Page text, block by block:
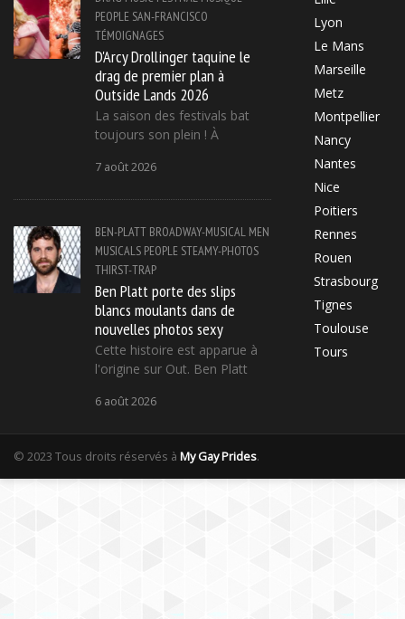
PEOPLE SAN-FRANCISCO
TÉMOIGNAGES
D'Arcy Drollinger taquine le
drag de premier plan à
Outside Lands 2026
La saison des festivals bat
toujours son plein ! À
7 août 2026
BEN-PLATT BROADWAY-MUSICAL MEN
MUSICALS PEOPLE STEAMY-PHOTOS
THIRST-TRAP
Ben Platt porte des slips
blancs moulants dans de
nouvelles photos sexy
Cette histoire est apparue à
l'origine sur Out. Ben Platt
6 août 2026
Lyon
Le Mans
Marseille
Metz
Montpellier
Nancy
Nantes
Nice
Poitiers
Rennes
Rouen
Strasbourg
Tignes
Toulouse
Tours
© 2023 Tous droits réservés à My Gay Prides.